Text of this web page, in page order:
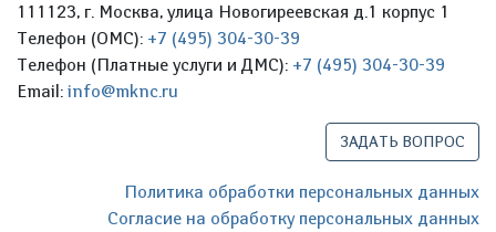
111123, г. Москва, улица Новогиреевская д.1 корпус 1
Телефон (ОМС): +7 (495) 304-30-39
Телефон (Платные услуги и ДМС): +7 (495) 304-30-39
Email: info@mknc.ru
ЗАДАТЬ ВОПРОС
Политика обработки персональных данных
Согласие на обработку персональных данных